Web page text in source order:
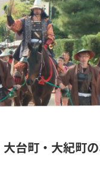
台町・大紀町